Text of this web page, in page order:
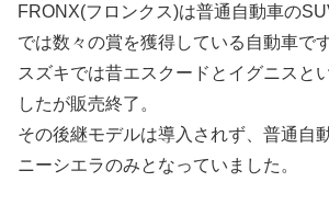
FRONX(フロンクス)は普通自動車の
では数々の賞を獲得している自動車です
スズキでは昔エスクードとイグニスと
したが販売終了。
その後継モデルは導入されず、普通自
ニーシエラのみとなっていました。